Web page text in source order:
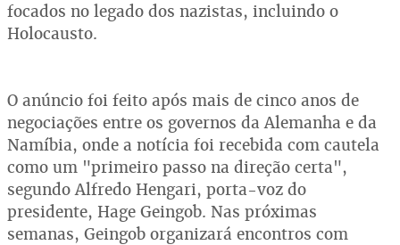
focados no legado dos nazistas, incluindo o
Holocausto.
O anúncio foi feito após mais de cinco anos de
negociações entre os governos da Alemanha e da
Namíbia, onde a notícia foi recebida com cautela
como um "primeiro passo na direção certa",
segundo Alfredo Hengari, porta-voz do
presidente, Hage Geingob. Nas próximas
semanas, Geingob organizará encontros com